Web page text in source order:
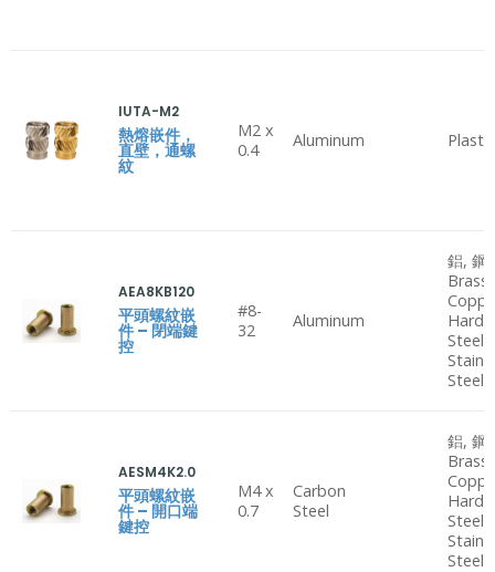
IUTA-M2
熱熔嵌件，
直壁，通螺
紋
M2 x
0.4
Aluminum Plastic
AEA8KB120
平頭螺紋嵌
件 – 閉端鍵
控
#8-
32
Aluminum
鋁, 鋼,
Brass,
Hard
Steel,
Steel
AESM4K2.0
平頭螺紋嵌
件 – 開口端
鍵控
M4 x
0.7
Carbon
Steel
鋁, 鋼,
Brass,
Hard
Steel,
Steel